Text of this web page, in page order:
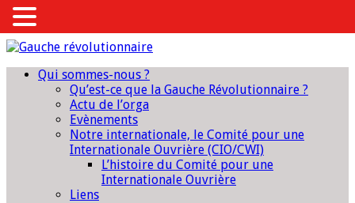
Qui sommes-nous ?
Qu’est-ce que la Gauche Révolutionnaire ?
Actu de l’orga
Evènements
Notre internationale, le Comité pour une
Internationale Ouvrière (CIO/CWI)
L’histoire du Comité pour une
Internationale Ouvrière
Liens